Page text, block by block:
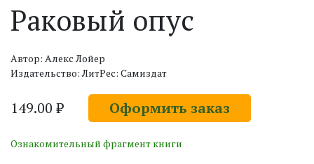
Раковый опус
Автор: Алекс Лойер
Издательство: ЛитРес: Самиздат
149.00 ₽ Оформить заказ
Ознакомительный фрагмент книги